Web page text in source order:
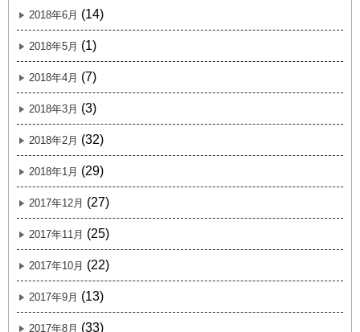
2018年6月 (14)
2018年5月 (1)
2018年4月 (7)
2018年3月 (3)
2018年2月 (32)
2018年1月 (29)
2017年12月 (27)
2017年11月 (25)
2017年10月 (22)
2017年9月 (13)
2017年8月 (33)